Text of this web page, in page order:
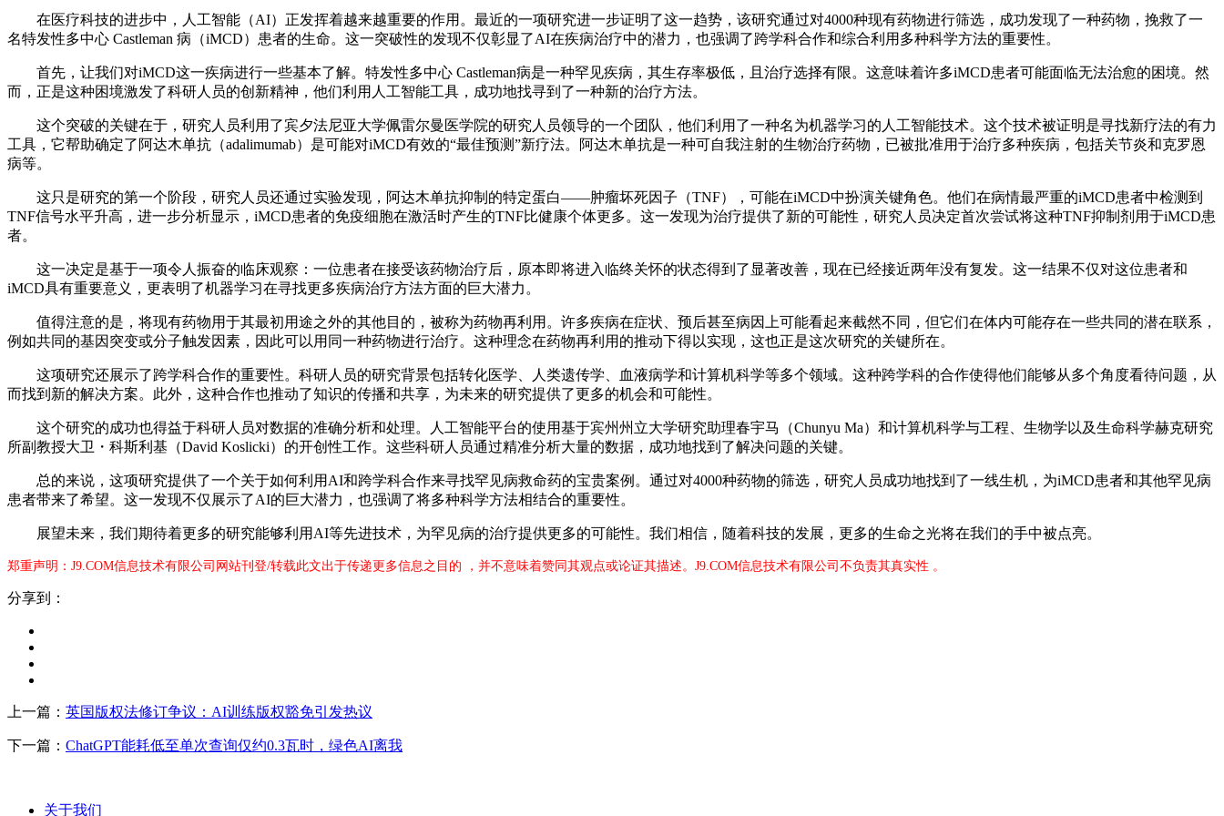
在医疗科技的进步中，人工智能（AI）正发挥着越来越重要的作用。最近的一项研究进一步证明了这一趋势，该研究通过对4000种现有药物进行筛选，成功发现了一种药物，挽救了一
名特发性多中心 Castleman 病（iMCD）患者的生命。这一突破性的发现不仅彰显了AI在疾病治疗中的潜力，也强调了跨学科合作和综合利用多种科学方法的重要性。
首先，让我们对iMCD这一疾病进行一些基本了解。特发性多中心 Castleman病是一种罕见疾病，其生存率极低，且治疗选择有限。这意味着许多iMCD患者可能面临无法治愈的困境。然
而，正是这种困境激发了科研人员的创新精神，他们利用人工智能工具，成功地找寻到了一种新的治疗方法。
这个突破的关键在于，研究人员利用了宾夕法尼亚大学佩雷尔曼医学院的研究人员领导的一个团队，他们利用了一种名为机器学习的人工智能技术。这个技术被证明是寻找新疗法的有力
工具，它帮助确定了阿达木单抗（adalimumab）是可能对iMCD有效的“最佳预测”新疗法。阿达木单抗是一种可自我注射的生物治疗药物，已被批准用于治疗多种疾病，包括关节炎和克罗恩
病等。
这只是研究的第一个阶段，研究人员还通过实验发现，阿达木单抗抑制的特定蛋白——肿瘤坏死因子（TNF），可能在iMCD中扮演关键角色。他们在病情最严重的iMCD患者中检测到
TNF信号水平升高，进一步分析显示，iMCD患者的免疫细胞在激活时产生的TNF比健康个体更多。这一发现为治疗提供了新的可能性，研究人员决定首次尝试将这种TNF抑制剂用于iMCD患
者。
这一决定是基于一项令人振奋的临床观察：一位患者在接受该药物治疗后，原本即将进入临终关怀的状态得到了显著改善，现在已经接近两年没有复发。这一结果不仅对这位患者和
iMCD具有重要意义，更表明了机器学习在寻找更多疾病治疗方法方面的巨大潜力。
值得注意的是，将现有药物用于其最初用途之外的其他目的，被称为药物再利用。许多疾病在症状、预后甚至病因上可能看起来截然不同，但它们在体内可能存在一些共同的潜在联系，
例如共同的基因突变或分子触发因素，因此可以用同一种药物进行治疗。这种理念在药物再利用的推动下得以实现，这也正是这次研究的关键所在。
这项研究还展示了跨学科合作的重要性。科研人员的研究背景包括转化医学、人类遗传学、血液病学和计算机科学等多个领域。这种跨学科的合作使得他们能够从多个角度看待问题，从
而找到新的解决方案。此外，这种合作也推动了知识的传播和共享，为未来的研究提供了更多的机会和可能性。
这个研究的成功也得益于科研人员对数据的准确分析和处理。人工智能平台的使用基于宾州州立大学研究助理春宇马（Chunyu Ma）和计算机科学与工程、生物学以及生命科学赫克研究
所副教授大卫・科斯利基（David Koslicki）的开创性工作。这些科研人员通过精准分析大量的数据，成功地找到了解决问题的关键。
总的来说，这项研究提供了一个关于如何利用AI和跨学科合作来寻找罕见病救命药的宝贵案例。通过对4000种药物的筛选，研究人员成功地找到了一线生机，为iMCD患者和其他罕见病
患者带来了希望。这一发现不仅展示了AI的巨大潜力，也强调了将多种科学方法相结合的重要性。
展望未来，我们期待着更多的研究能够利用AI等先进技术，为罕见病的治疗提供更多的可能性。我们相信，随着科技的发展，更多的生命之光将在我们的手中被点亮。
郑重声明：J9.COM信息技术有限公司网站刊登/转载此文出于传递更多信息之目的 ，并不意味着赞同其观点或论证其描述。J9.COM信息技术有限公司不负责其真实性 。
分享到：
上一篇： 英国版权法修订争议：AI训练版权豁免引发热议
下一篇： ChatGPT能耗低至单次查询仅约0.3瓦时，绿色AI离我
关于我们